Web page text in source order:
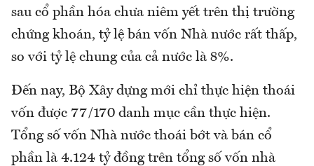
sau cổ phần hóa chưa niêm yết trên thị trường
chứng khoán, tỷ lệ bán vốn Nhà nước rất thấp,
so với tỷ lệ chung của cả nước là 8%.
Đến nay, Bộ Xây dựng mới chỉ thực hiện thoái
vốn được 77/170 danh mục cần thực hiện.
Tổng số vốn Nhà nước thoái bớt và bán cổ
phần là 4.124 tỷ đồng trên tổng số vốn nhà